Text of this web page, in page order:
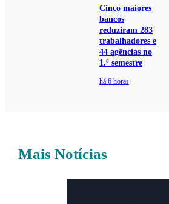
Cinco maiores
bancos
reduziram 283
trabalhadores e
44 agências no
1.º semestre
há 6 horas
Mais Notícias